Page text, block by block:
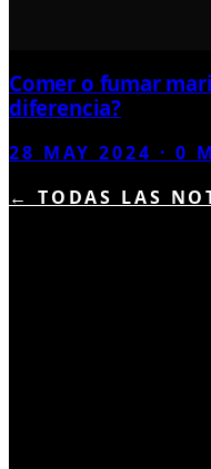
Comer o fumar
diferencia?
28 MAY 2024 ·0
← TODAS LAS